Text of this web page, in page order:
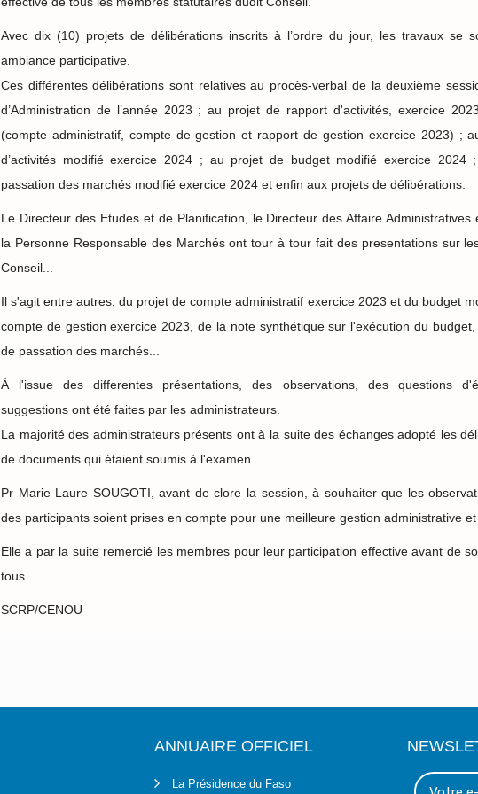
Avec dix (10) projets de délibérations inscrits à l’ordre du jour, les travaux se
ambiance participative.
Ces différentes délibérations sont relatives au procès-verbal de la deuxième
d’Administration de l’année 2023 ; au projet de rapport d'activités, exercice
(compte administratif, compte de gestion et rapport de gestion exercice 2023) ;
d’activités modifié exercice 2024 ; au projet de budget modifié exercice
passation des marchés modifié exercice 2024 et enfin aux projets de délibérations.
Le Directeur des Etudes et de Planification, le Directeur des Affaire
la Personne Responsable des Marchés ont tour à tour fait des presentations sur
Conseil...
Il s'agit entre autres, du projet de compte administratif exercice 2023 et du budget
compte de gestion exercice 2023, de la note synthétique sur l'exécution du
de passation des marchés...
À l'issue des differentes présentations, des observations, des questions
suggestions ont été faites par les administrateurs.
La majorité des administrateurs présents ont à la suite des échanges adopté les
de documents qui étaient soumis à l'examen.
Pr Marie Laure SOUGOTI, avant de clore la session, à souhaiter que les
des participants soient prises en compte pour une meilleure gestion administrative et
Elle a par la suite remercié les membres pour leur participation effective avant de
tous
SCRP/CENOU
ANNUAIRE OFFICIEL
La Présidence du Faso